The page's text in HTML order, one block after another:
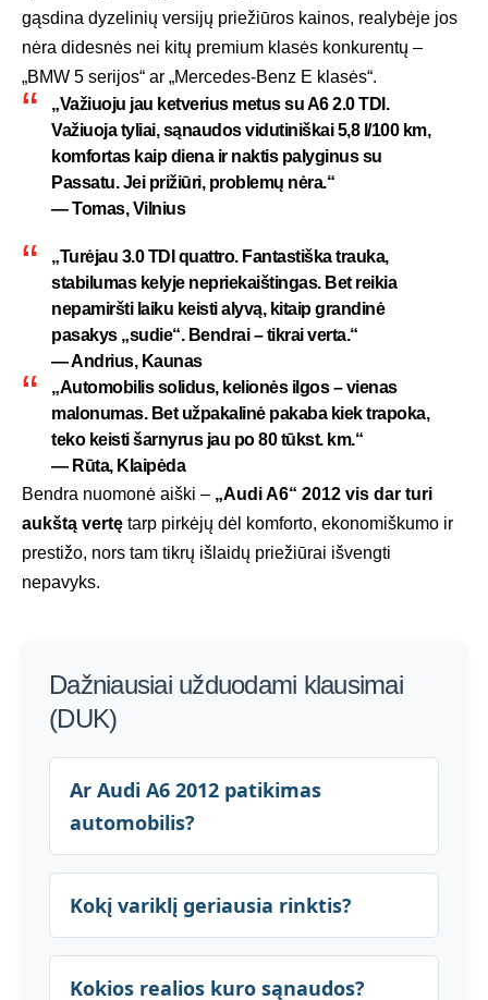
gąsdina dyzelinių versijų priežiūros kainos, realybėje jos
nėra didesnės nei kitų premium klasės konkurentų –
„BMW 5 serijos“ ar „Mercedes-Benz E klasės“.
„Važiuoju jau ketverius metus su A6 2.0 TDI.
Važiuoja tyliai, sąnaudos vidutiniškai 5,8 l/100 km,
komfortas kaip diena ir naktis palyginus su
Passatu. Jei prižiūri, problemų nėra.“
—Tomas, Vilnius
„Turėjau 3.0 TDI quattro. Fantastiška trauka,
stabilumas kelyje nepriekaištingas. Bet reikia
nepamiršti laiku keisti alyvą, kitaip grandinė
pasakys „sudie“. Bendrai – tikrai verta.“
—Andrius, Kaunas
„Automobilis solidus, kelionės ilgos – vienas
malonumas. Bet užpakalinė pakaba kiek trapoka,
teko keisti šarnyrus jau po 80 tūkst. km.“
— Rūta, Klaipėda
Bendra nuomonė aiški – „Audi A6“ 2012 vis dar turi
aukštą vertę tarp pirkėjų dėl komforto, ekonomiškumo ir
prestižo, nors tam tikrų išlaidų priežiūrai išvengti
nepavyks.
Dažniausiai užduodami klausimai
(DUK)
Ar Audi A6 2012 patikimas
automobilis?
Kokį variklį geriausia rinktis?
Kokios realios kuro sąnaudos?